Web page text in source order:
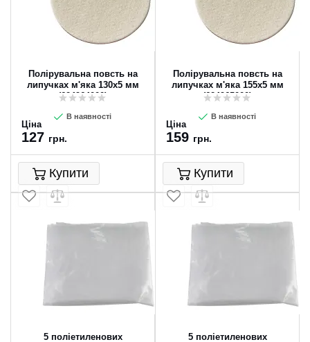
Полірувальна повсть на
липучках м'яка 130x5 мм
(624964000)
В наявності
Ціна
127 грн.
Купити
Полірувальна повсть на
липучках м'яка 155x5 мм
(624965000)
В наявності
Ціна
159 грн.
Купити
5 поліетиленових
5 поліетиленових